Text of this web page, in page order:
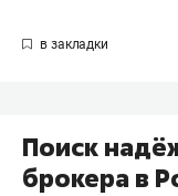
Поиск
брокера в